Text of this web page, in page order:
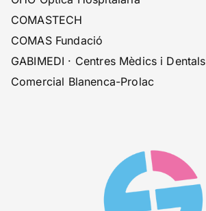
COMASTECH
COMAS Fundació
GABIMEDI · Centres Mèdics i Dentals
Comercial Blanenca-Prolac